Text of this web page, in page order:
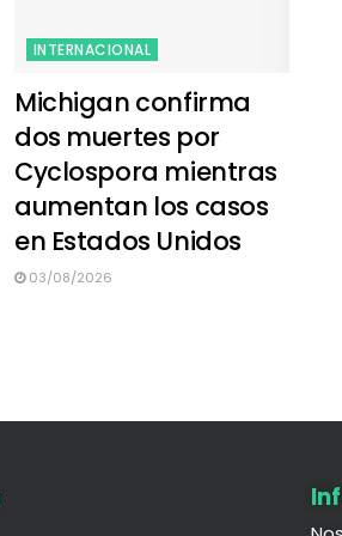
INTERNACIONAL
Michigan confirma
dos muertes por
Cyclospora mientras
aumentan los casos
en Estados Unidos
03/08/2026